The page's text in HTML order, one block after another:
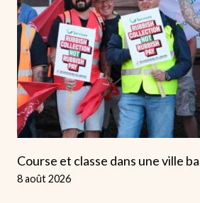
Course et classe dans une ville
8 août 2026